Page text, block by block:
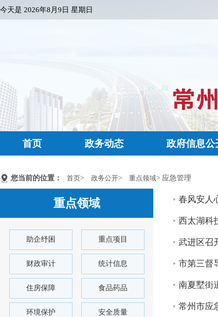
今天是 2026年8月9日 星期日
首页 政务动态 政府信息公
您当前的位置： 首页> 政务公开> 重点领域> 应急管理
重点领域
助企纾困 重点项目
财政审计 统计信息
住房保障 食品药品
环境保护 安全质量
春风安人
西太湖科
武进区召
市第三督
南夏墅街
常州市应